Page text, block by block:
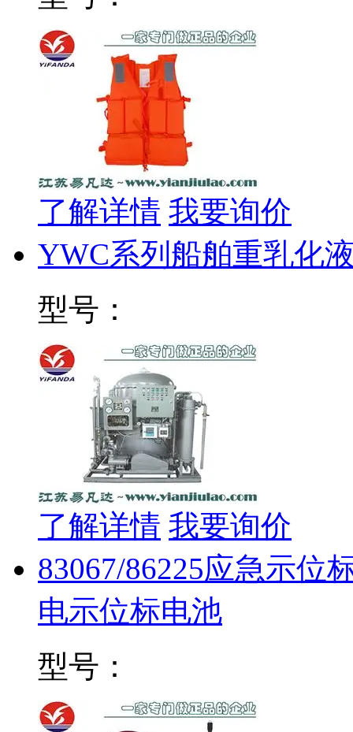
了解详情 我要询价
YWC系列船舶重乳化
型号：
了解详情 我要询价
83067/86225应急示位
电示位标电池
型号：